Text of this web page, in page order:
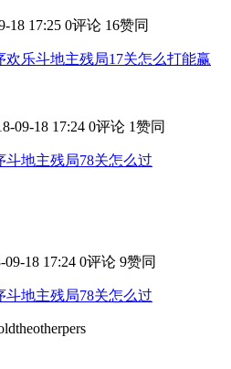
18 17:25 0评论 16赞同
欢乐斗地主残局17关怎么打能赢
09-18 17:24 0评论 1赞同
斗地主残局78关怎么过
09-18 17:24 0评论 9赞同
斗地主残局78关怎么过